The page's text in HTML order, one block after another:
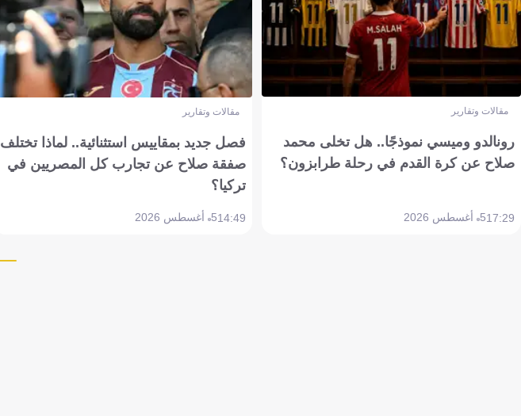
مقالات وتقارير
رونالدو وميسي نموذجًا.. هل تخلى محمد
صلاح عن كرة القدم في رحلة طرابزون؟
17:295 أغسطس 2026
مقالات وتقارير
فصل جديد بمقاييس استثنائية.. لماذا تختلف
صفقة صلاح عن تجارب كل المصريين في
تركيا؟
14:495 أغسطس 2026